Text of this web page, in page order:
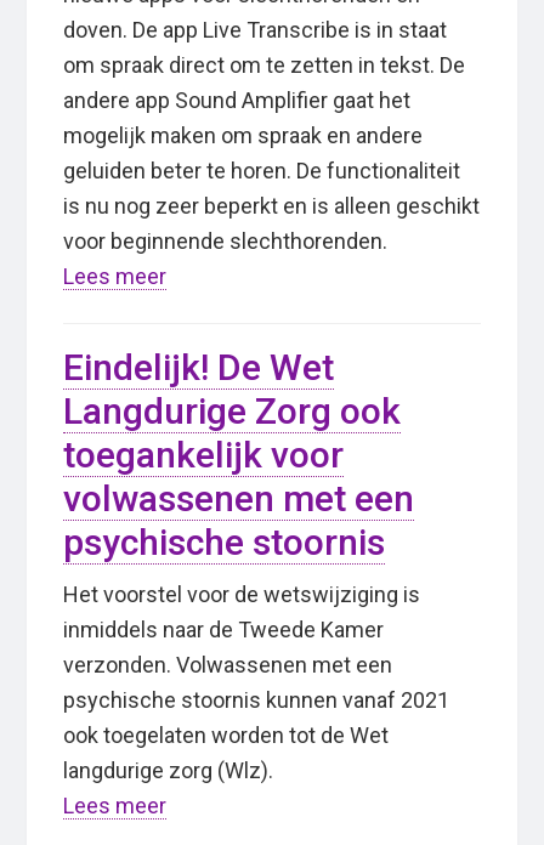
doven. De app Live Transcribe is in staat
om spraak direct om te zetten in tekst. De
andere app Sound Amplifier gaat het
mogelijk maken om spraak en andere
geluiden beter te horen. De functionaliteit
is nu nog zeer beperkt en is alleen geschikt
voor beginnende slechthorenden.
Lees meer
Eindelijk! De Wet
Langdurige Zorg ook
toegankelijk voor
volwassenen met een
psychische stoornis
Het voorstel voor de wetswijziging is
inmiddels naar de Tweede Kamer
verzonden. Volwassenen met een
psychische stoornis kunnen vanaf 2021
ook toegelaten worden tot de Wet
langdurige zorg (Wlz).
Lees meer